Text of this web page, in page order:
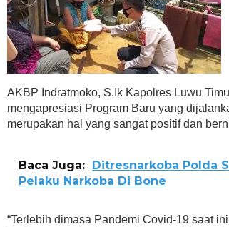
AKBP Indratmoko, S.Ik Kapolres Luwu
mengapresiasi Program Baru yang
merupakan hal yang sangat positif dan
Baca Juga: Ditresnarkoba Polda
Pelaku Narkoba Di Bone
“Terlebih dimasa Pandemi Covid-19 saat